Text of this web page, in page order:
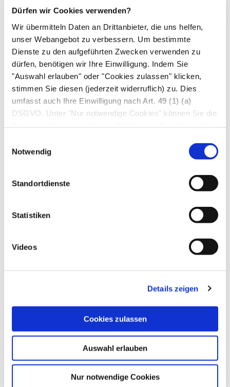
Dürfen wir Cookies verwenden?
Wir übermitteln Daten an Drittanbieter, die uns helfen,
unser Webangebot zu verbessern. Um bestimmte
Dienste zu den aufgeführten Zwecken verwenden zu
dürfen, benötigen wir Ihre Einwilligung. Indem Sie
"Auswahl erlauben" oder "Cookies zulassen" klicken,
stimmen Sie diesen (jederzeit widerruflich) zu. Dies
umfasst auch Ihre Einwilligung nach Art. 49 (1) (a)
DSGVO. Unter "Nur notwendige Cookies" können Sie die
Notwendig
Standortdienste
Statistiken
Videos
Details zeigen
Cookies zulassen
Auswahl erlauben
Nur notwendige Cookies
Schemazeichnung eines Zahns im gesunden
Zahnhalteapparat
(Mandibula)
halten jeweils 16 Zähne, die einen natürlichen
Zahnbogen
bilden. Den Teil des Kiefers, in dem
bezeichnet man noch genauer als
Zahnfortsatz
Unterkiefer dagegen kann sich imKiefergelenkin
fast alle Richtungen bewegen. Durch diese
Beweglichkeit werden viele Funktionen wie
Essen, Trinken, Sprechen oder die Mimik des
Gesichts erst ermöglicht – ohne diese
Beweglichkeit wären die Zähne wie ein Mühlrad,
welches sich nicht drehen kann.